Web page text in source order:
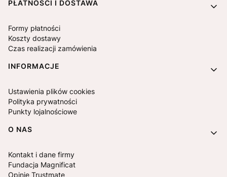
PŁATNOŚCI I DOSTAWA
Formy płatności
Koszty dostawy
Czas realizacji zamówienia
INFORMACJE
Ustawienia plików cookies
Polityka prywatności
Punkty lojalnościowe
O NAS
Kontakt i dane firmy
Fundacja Magnificat
Opinie Trustmate